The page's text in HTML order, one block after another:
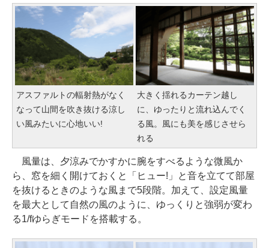
アスファルトの輻射熱がなく
なって山間を吹き抜ける涼し
い風みたいに心地いい!
大きく揺れるカーテン越し
に、ゆったりと流れ込んでく
る風。風にも美を感じさせら
れる
風量は、夕涼みでかすかに腕をすべるような微風か
ら、窓を細く開けておくと「ヒュー!」と音を立てて部屋
を抜けるときのような風まで5段階。加えて、設定風量
を最大として自然の風のように、ゆっくりと強弱が変わ
る1/fゆらぎモードを搭載する。